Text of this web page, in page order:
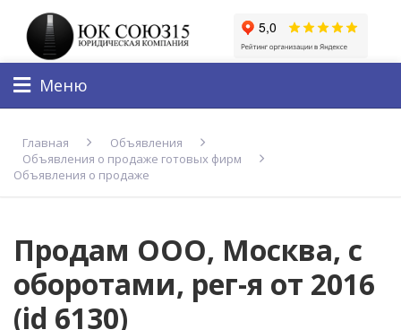
Меню
Главная
Объявления
Объявления о продаже готовых фирм
Объявления о продаже
Продам ООО, Москва, с
оборотами, рег-я от 2016
(id 6130)